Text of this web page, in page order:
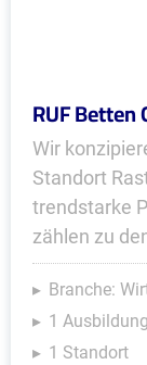
RUF Betten
Wir
Standort
trendstarke
zählen zu
Branche:
1 Ausbildung
1 Standort